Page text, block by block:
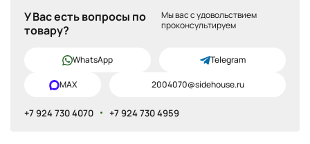
У Вас есть вопросы по
товару?
Мы вас с удовольствием
проконсультируем
WhatsApp Telegram
MAX 2004070@sidehouse.ru
+7 924 730 4070 +7 924 730 4959